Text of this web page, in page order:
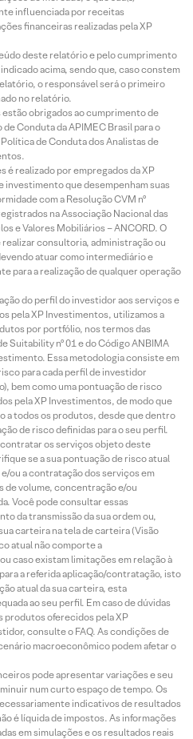
influenciada por receitas
financeiras realizadas pela XP
deste relatório e pelo cumprimento
acima, sendo que, caso constem
o responsável será o primeiro
no relatório.
obrigados ao cumprimento de
Conduta da APIMEC Brasil para o
de Conduta dos Analistas de
é realizado por empregados da XP
investimento que desempenham suas
com a Resolução CVM nº
na Associação Nacional das
e Valores Mobiliários – ANCORD. O
consultoria, administração ou
atuar como intermediário e
para a realização de qualquer operação
do perfil do investidor aos serviços e
pela XP Investimentos, utilizamos a
por portfólio, nos termos das
Suitability nº 01 e do Código ANBIMA
Essa metodologia consiste em
para cada perfil de investidor
bem como uma pontuação de risco
pela XP Investimentos, de modo que
a todos os produtos, desde que dentro
de risco definidas para o seu perfil.
os serviços objeto deste
se a sua pontuação de risco atual
ou a contratação dos serviços em
de volume, concentração e/ou
Você pode consultar essas
da transmissão da sua ordem ou,
carteira na tela de carteira (Visão
atual não comporte a
caso existam limitações em relação à
a referida aplicação/contratação, isto
atual da sua carteira, esta
ao seu perfil. Em caso de dúvidas
produtos oferecidos pela XP
consulte o FAQ. As condições de
macroeconômico podem afetar o
pode apresentar variações e seu
num curto espaço de tempo. Os
indicativos de resultados
é líquida de impostos. As informações
em simulações e os resultados reais